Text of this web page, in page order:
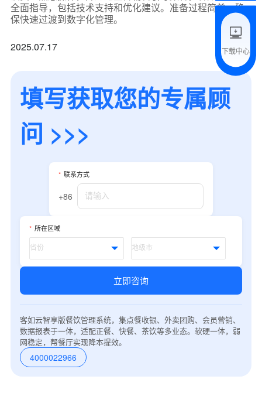
全面指导，包括技术支持和优化建议。准备过程简单，确
保快速过渡到数字化管理。
2025.07.17
填写获取您的专属顾
问 >>>
* 联系方式
+86
* 所在区域
立即咨询
客如云智享版餐饮管理系统，集点餐收银、外卖团购、会员营销、
数据报表于一体，适配正餐、快餐、茶饮等多业态。软硬一体，弱
网稳定，帮餐厅实现降本提效。
4000022966
下载中心
附加留言
我是老客户，了解最新优惠